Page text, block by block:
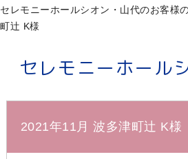
セレモニーホールシオン・山代のお客様
町辻 K様
セレモニーホール
2021年11月 波多津町辻 K様